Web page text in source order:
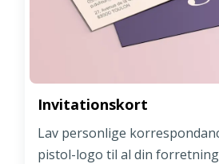
Invitationskort
Lav personlige
pistol-logo til al din